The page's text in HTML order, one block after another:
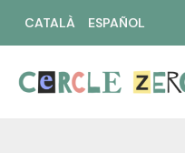
CATALÀ ESPAÑOL